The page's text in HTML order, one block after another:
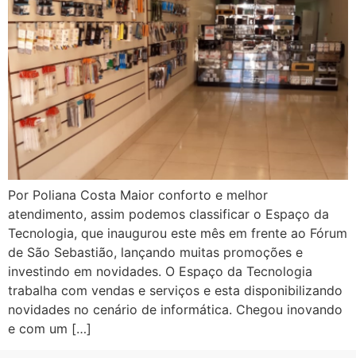
Por Poliana Costa Maior conforto e melhor
atendimento, assim podemos classificar o Espaço da
Tecnologia, que inaugurou este mês em frente ao Fórum
de São Sebastião, lançando muitas promoções e
investindo em novidades. O Espaço da Tecnologia
trabalha com vendas e serviços e esta disponibilizando
novidades no cenário de informática. Chegou inovando
e com um […]